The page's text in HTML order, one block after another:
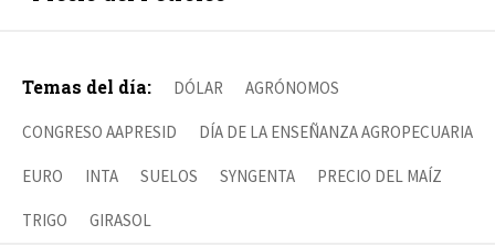
Temas del día: DÓLAR AGRÓNOMOS
CONGRESO AAPRESID DÍA DE LA ENSEÑANZA AGROPECUARIA
EURO INTA SUELOS SYNGENTA PRECIO DEL MAÍZ
TRIGO GIRASOL